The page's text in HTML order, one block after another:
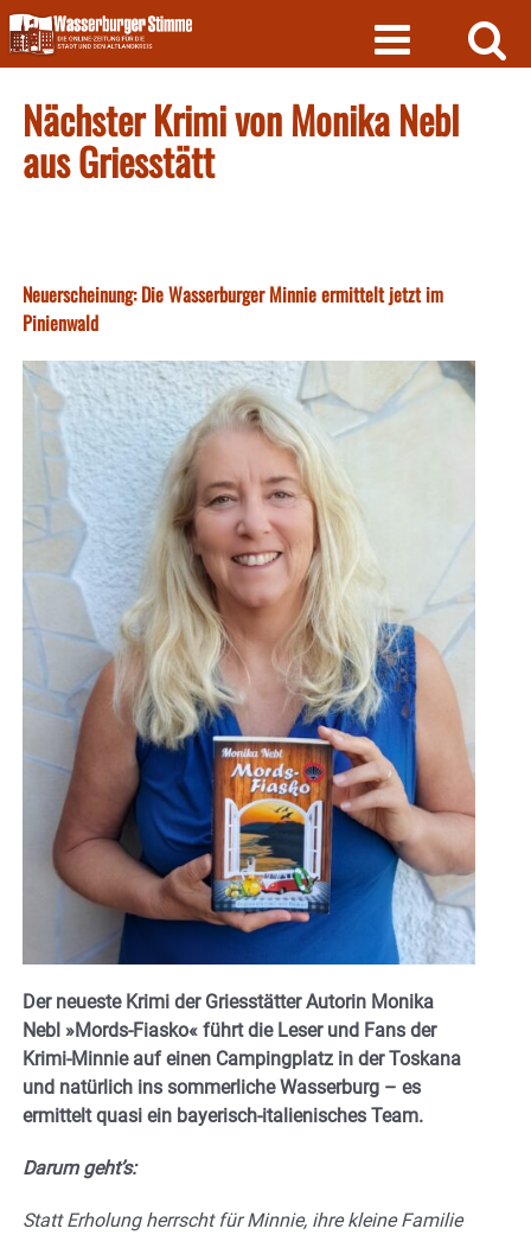
Skip
to
content
Nächster Krimi von Monika Nebl
aus Griesstätt
Neuerscheinung: Die Wasserburger Minnie ermittelt jetzt im
Pinienwald
Der neueste Krimi der Griesstätter Autorin Monika
Nebl »Mords-Fiasko« führt die Leser und Fans der
Krimi-Minnie auf einen Campingplatz in der Toskana
und natürlich ins sommerliche Wasserburg – es
ermittelt quasi ein bayerisch-italienisches Team.
Darum geht’s:
Statt Erholung herrscht für Minnie, ihre kleine Familie